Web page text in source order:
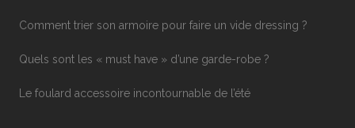
Comment trier son armoire pour faire un vide dressing ?
Quels sont les « must have » d’une garde-robe ?
Le foulard accessoire incontournable de l’été